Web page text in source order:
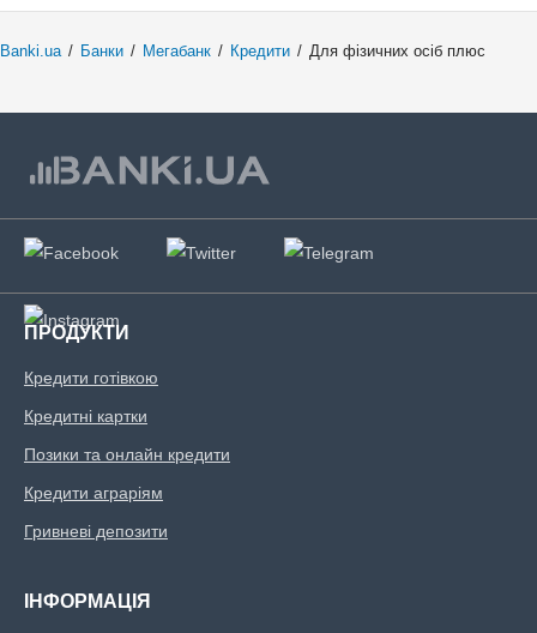
України.
Вік позичальника
Banki.ua / Банки / Мегабанк / Кредити / Для фізичних осіб плюс
ПРОДУКТИ
Кредити готівкою
Кредитні картки
Позики та онлайн кредити
Кредити аграріям
Гривневі депозити
ІНФОРМАЦІЯ